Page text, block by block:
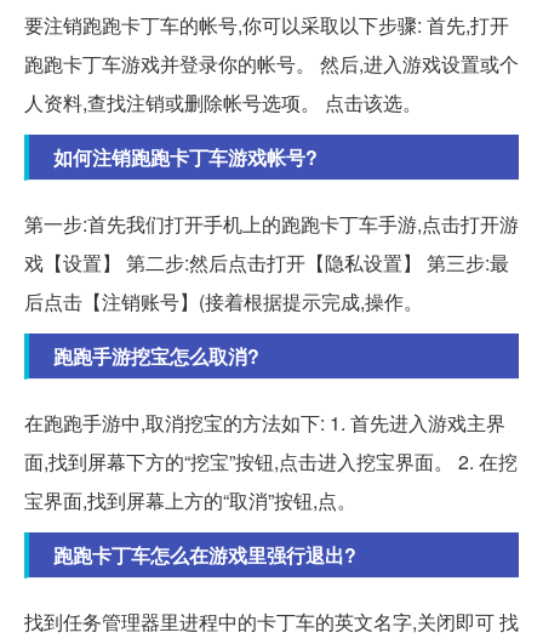
要注销跑跑卡丁车的帐号,你可以采取以下步骤: 首先,打开
跑跑卡丁车游戏并登录你的帐号。 然后,进入游戏设置或个
人资料,查找注销或删除帐号选项。 点击该选。
如何注销跑跑卡丁车游戏帐号?
第一步:首先我们打开手机上的跑跑卡丁车手游,点击打开游
戏【设置】 第二步:然后点击打开【隐私设置】 第三步:最
后点击【注销账号】(接着根据提示完成,操作。
跑跑手游挖宝怎么取消?
在跑跑手游中,取消挖宝的方法如下: 1. 首先进入游戏主界
面,找到屏幕下方的“挖宝”按钮,点击进入挖宝界面。 2. 在挖
宝界面,找到屏幕上方的“取消”按钮,点。
跑跑卡丁车怎么在游戏里强行退出?
找到任务管理器里进程中的卡丁车的英文名字,关闭即可 找